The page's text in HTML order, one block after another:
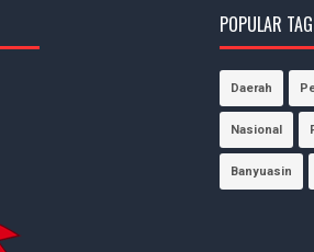
POPULAR
Daerah
Nasional
Banyuasin